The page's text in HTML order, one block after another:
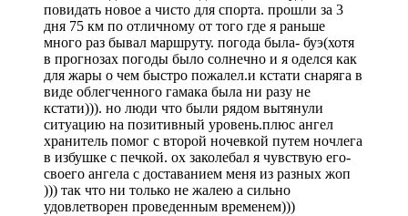
повидать новое а чисто для спорта. прошли за 3
дня 75 км по отличному от того где я раньше
много раз бывал маршруту. погода была- буэ(хотя
в прогнозах погоды было солнечно и я оделся как
для жары о чем быстро пожалел.и кстати снаряга в
виде облегченного гамака была ни разу не
кстати))). но люди что были рядом вытянули
ситуацию на позитивный уровень.плюс ангел
хранитель помог с второй ночевкой путем ночлега
в избушке с печкой. ох заколебал я чувствую его-
своего ангела с доставанием меня из разных жоп
))) так что ни только не жалею а сильно
удовлетворен проведенным временем)))